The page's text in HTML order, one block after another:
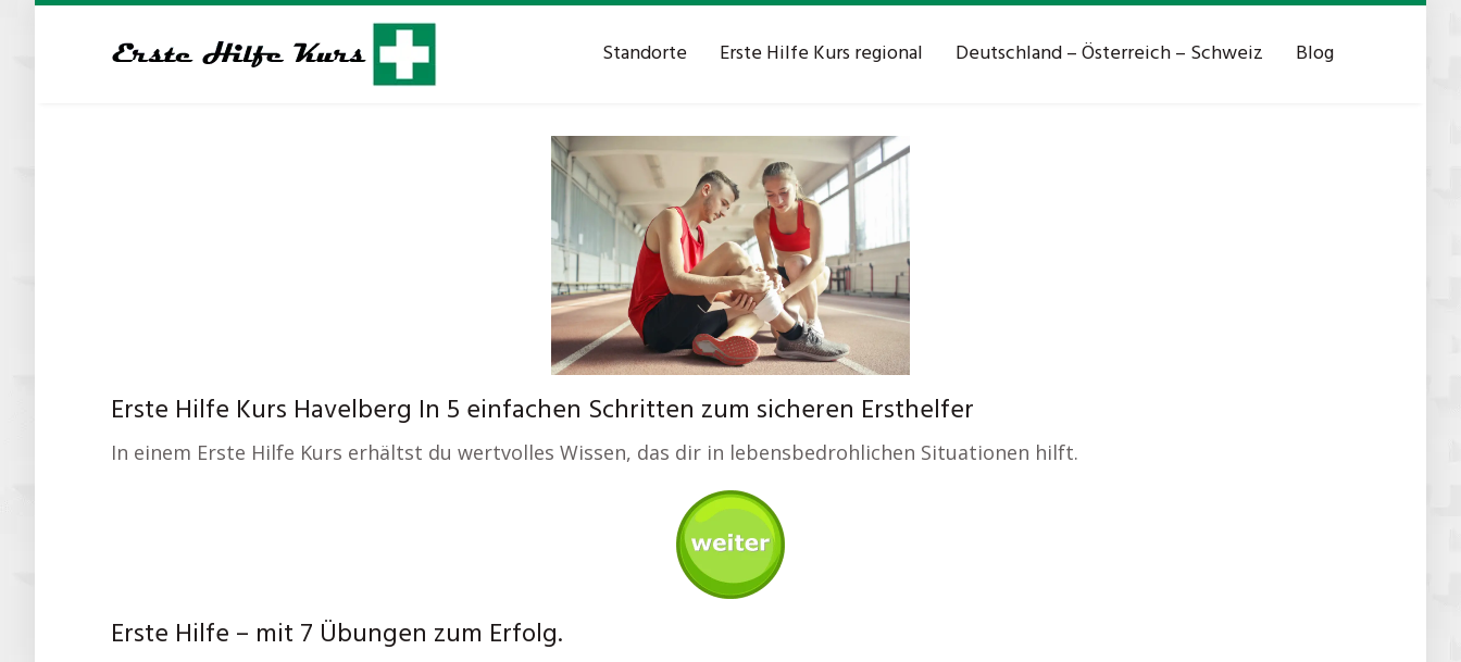
Standorte Erste Hilfe Kurs regional Deutschland – Österreich – Schweiz Blog
Erste Hilfe Kurs Havelberg In 5 einfachen Schritten zum sicheren Ersthelfer
In einem Erste Hilfe Kurs erhältst du wertvolles Wissen, das dir in lebensbedrohlichen Situationen hilft.
Erste Hilfe – mit 7 Übungen zum Erfolg.